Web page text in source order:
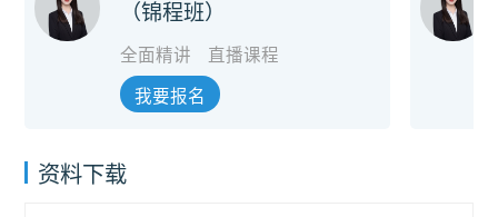
（锦程班）
全面精讲 直播课程
我要报名
资料下载